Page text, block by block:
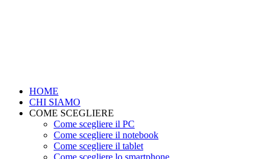
HOME
CHI SIAMO
COME SCEGLIERE
Come scegliere il PC
Come scegliere il notebook
Come scegliere il tablet
Come scegliere lo smartphone